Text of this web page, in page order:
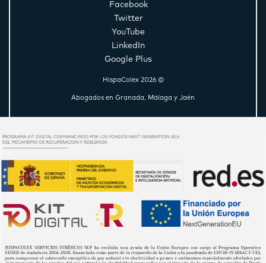
Facebook
Twitter
YouTube
LinkedIn
Google Plus
HispaColex 2026 ©
Abogados en Granada, Málaga y Jaén